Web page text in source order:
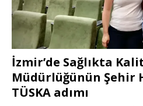
İzmir’de Sağlıkta
Müdürlüğünün Şehir
TÜSKA adımı